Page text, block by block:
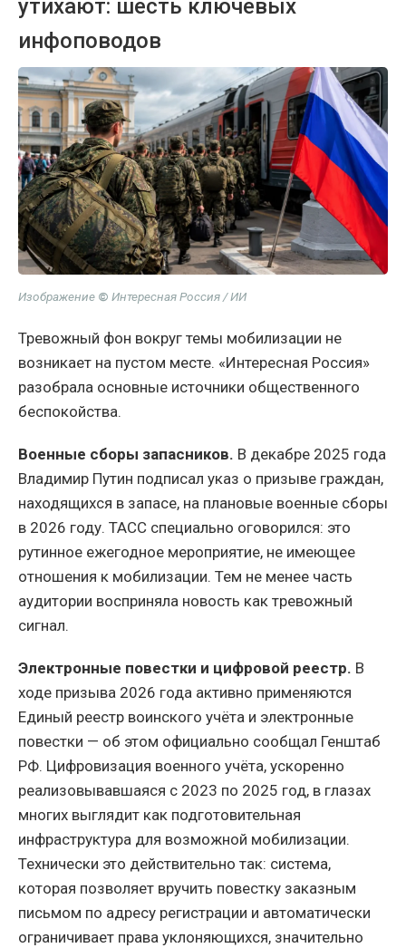
утихают: шесть ключевых
инфоповодов
Изображение © Интересная Россия / ИИ
Тревожный фон вокруг темы мобилизации не
возникает на пустом месте. «Интересная Россия»
разобрала основные источники общественного
беспокойства.
Военные сборы запасников. В декабре 2025 года
Владимир Путин подписал указ о призыве граждан,
находящихся в запасе, на плановые военные сборы
в 2026 году. ТАСС специально оговорился: это
рутинное ежегодное мероприятие, не имеющее
отношения к мобилизации. Тем не менее часть
аудитории восприняла новость как тревожный
сигнал.
Электронные повестки и цифровой реестр. В
ходе призыва 2026 года активно применяются
Единый реестр воинского учёта и электронные
повестки — об этом официально сообщал Генштаб
РФ. Цифровизация военного учёта, ускоренно
реализовывавшаяся с 2023 по 2025 год, в глазах
многих выглядит как подготовительная
инфраструктура для возможной мобилизации.
Технически это действительно так: система,
которая позволяет вручить повестку заказным
письмом по адресу регистрации и автоматически
ограничивает права уклоняющихся, значительно